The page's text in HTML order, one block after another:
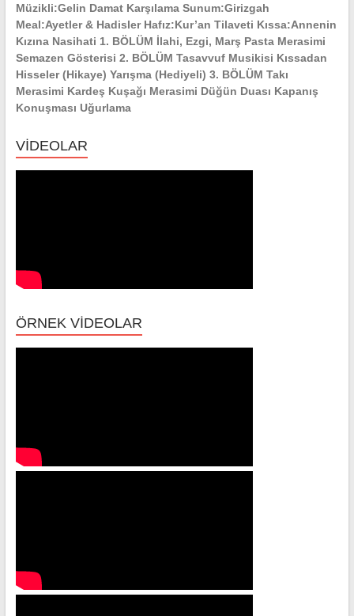
Müzikli:Gelin Damat Karşılama Sunum:Girizgah
Meal:Ayetler & Hadisler Hafız:Kur’an Tilaveti Kıssa:Annenin
Kızına Nasihati 1. BÖLÜM İlahi, Ezgi, Marş Pasta Merasimi
Semazen Gösterisi 2. BÖLÜM Tasavvuf Musikisi Kıssadan
Hisseler (Hikaye) Yarışma (Hediyeli) 3. BÖLÜM Takı
Merasimi Kardeş Kuşağı Merasimi Düğün Duası Kapanış
Konuşması Uğurlama
VİDEOLAR
ÖRNEK VİDEOLAR